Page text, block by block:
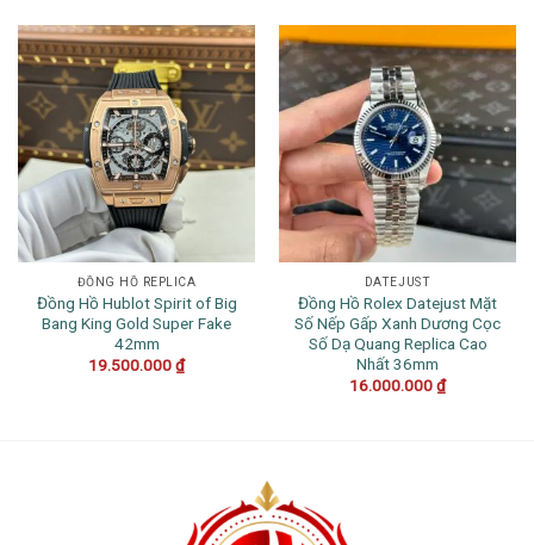
ĐỒNG HỒ REPLICA
Đồng Hồ Hublot Spirit of Big
Bang King Gold Super Fake
42mm
19.500.000₫
DATEJUST
Đồng Hồ Rolex Datejust Mặt
Số Nếp Gấp Xanh Dương Cọc
Số Dạ Quang Replica Cao
Nhất 36mm
16.000.000₫